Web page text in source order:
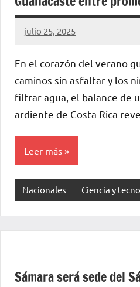
julio 25, 2025
La
de
La
Pampa
En el corazón del verano
caminos sin asfaltar y los
filtrar agua, el balance de
ardiente de Costa Rica
Leer más
Nacionales Ciencia y
Sámara será sede del